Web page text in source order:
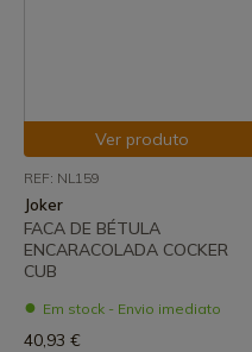
Ver produto
REF: NL159
Joker
FACA DE BÉTULA
ENCARACOLADA COCKER
CUB
Em stock - Envio imediato
40,93 €